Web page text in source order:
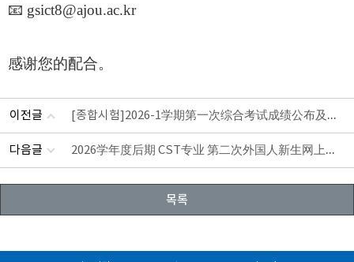
📧 gsict8@ajou.ac.kr
感谢您的配合。
이전글 [종합시험]2026-1学期第一次综合考试成绩公布及第二次综合考试通知
다음글 2026学年度后期 CST专业 第二次外国人新生网上报名通知
목록